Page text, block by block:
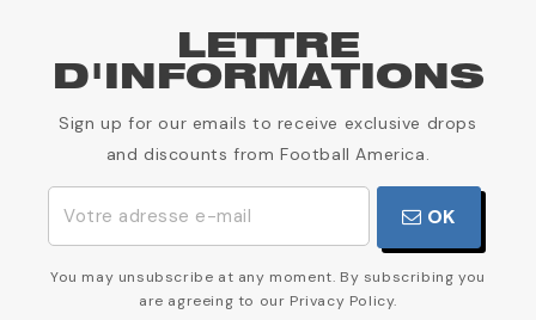
LETTRE
D'INFORMATIONS
Sign up for our emails to receive exclusive drops
and discounts from Football America.
OK
You may unsubscribe at any moment. By subscribing you
are agreeing to our Privacy Policy.